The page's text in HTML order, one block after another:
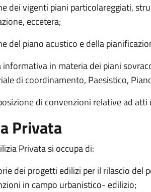
dei vigenti piani particolareggiati,
eccetera;
del piano acustico e della
in materia dei piani
di coordinamento, Paesistico,
di convenzioni relative ad atti
Privata
Privata si occupa di:
dei progetti edilizi per il rilascio del
in campo urbanistico- edilizio;